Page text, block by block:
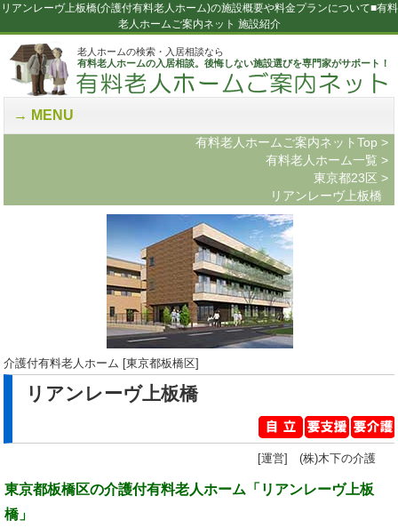
リアンレーヴ上板橋(介護付有料老人ホーム)の施設概要や料金プランについて■有料
老人ホームご案内ネット 施設紹介
老人ホームの検索・入居相談なら
有料老人ホームの入居相談。後悔しない施設選びを専門家がサポート！
MENU
有料老人ホームご案内ネットTop >
有料老人ホーム一覧 >
東京都23区 >
リアンレーヴ上板橋
介護付有料老人ホーム [東京都板橋区]
リアンレーヴ上板橋
[運営] (株)木下の介護
東京都板橋区の介護付有料老人ホーム「リアンレーヴ上板
橋」